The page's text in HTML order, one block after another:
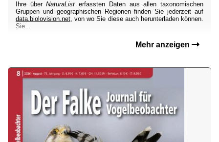
Ihre überNaturaList erfassten Daten aus allen taxonomischen
Gruppen und geographischen Regionen finden Sie jederzeit auf
data.biolovision.net, von wo Sie diese auch herunterladen können.
Sie...
Mehr anzeigen